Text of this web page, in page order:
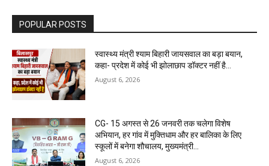
POPULAR POSTS
स्वास्थ्य मंत्री श्याम बिहारी जायसवाल का बड़ा बयान,
कहा- प्रदेश में कोई भी झोलाछाप डॉक्टर नहीं है…
August 6, 2026
CG- 15 अगस्त से 26 जनवरी तक चलेगा विशेष
अभियान, हर गांव में मुक्तिधाम और हर बालिका के लिए
स्कूलों में बनेगा शौचालय, मुख्यमंत्री...
August 6, 2026